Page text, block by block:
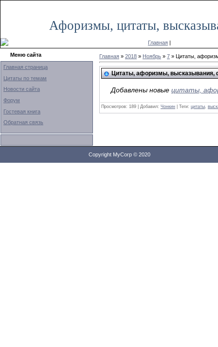
Афоризмы, цитаты,
Главная |
Меню сайта
Главная страница
Цитаты по темам
Новости сайта
Форум
Гостевая книга
Обратная связь
Главная » 2018 » Ноябрь » 7 » Цитаты,
Цитаты, афоризмы, высказывания,
Добавлены новые цитаты,
Просмотров: 189 | Добавил: Чонкин | Теги: цитаты
Copyright MyCorp © 2020